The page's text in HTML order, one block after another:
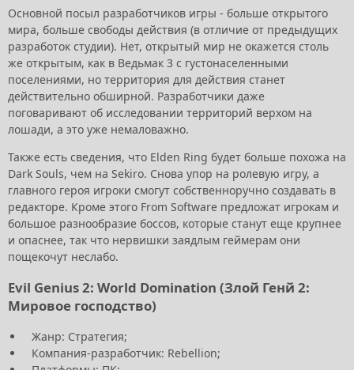
Основной посыл разработчиков игры - больше открытого
мира, больше свободы действия (в отличие от предыдущих
разработок студии). Нет, открытый мир не окажется столь
же открытым, как в Ведьмак 3 с густонаселенными
поселениями, но территория для действия станет
действительно обширной. Разработчики даже
поговаривают об исследовании территорий верхом на
лошади, а это уже немаловажно.
Также есть сведения, что Elden Ring будет больше похожа на
Dark Souls, чем на Sekiro. Снова упор на ролевую игру, а
главного героя игроки смогут собственноручно создавать в
редакторе. Кроме этого From Software предложат игрокам и
большое разнообразие боссов, которые станут еще крупнее
и опаснее, так что нервишки заядлым геймерам они
пощекочут неслабо.
Evil Genius 2: World Domination (Злой Генй 2:
Мировое господство)
Жанр: Стратегия;
Компания-разработчик: Rebellion;